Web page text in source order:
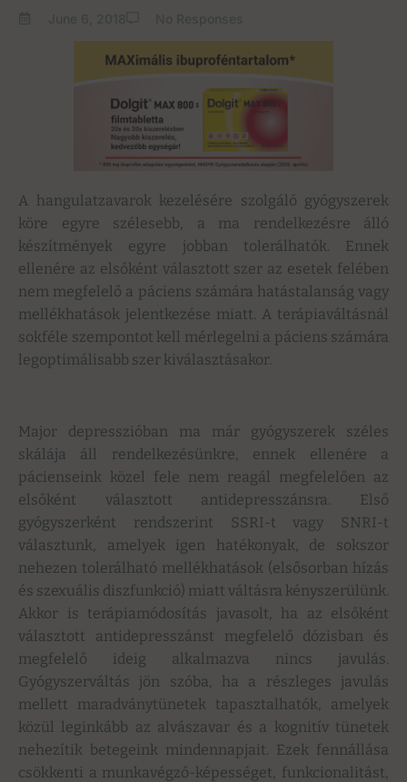
A hangulatzavarok kezelésére szolgáló gyógyszerek
köre egyre szélesebb, a ma rendelkezésre álló
készítmények egyre jobban tolerálhatók. Ennek
ellenére az elsőként választott szer az esetek felében
nem megfelelő a páciens számára hatástalanság vagy
mellékhatások jelentkezése miatt. A terápiaváltásnál
sokféle szempontot kell mérlegelni a páciens számára
legoptimálisabb szer kiválasztásakor.
Major depresszióban ma már gyógyszerek széles
skálája áll rendelkezésünkre, ennek ellenére a
pácienseink közel fele nem reagál megfelelően az
elsőként választott antidepresszánsra. Első
gyógyszerként rendszerint SSRI-t vagy SNRI-t
választunk, amelyek igen hatékonyak, de sokszor
nehezen tolerálható mellékhatások (elsősorban hízás
és szexuális diszfunkció) miatt váltásra kényszerülünk.
Akkor is terápiamódosítás javasolt, ha az elsőként
választott antidepresszánst megfelelő dózisban és
megfelelő ideig alkalmazva nincs javulás.
Gyógyszerváltás jön szóba, ha a részleges javulás
mellett maradványtünetek tapasztalhatók, amelyek
közül leginkább az alvászavar és a kognitív tünetek
nehezítik betegeink mindennapjait. Ezek fennállása
csökkenti a munkavégző-képességet, funkcionalitást,